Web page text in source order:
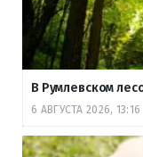
В Румлевском
6 АВГУСТА 2026, 13:16